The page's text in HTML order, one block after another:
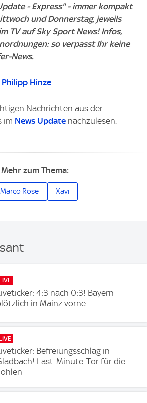
- Express" - immer kompakt
und Donnerstag, jeweils
TV auf Sky Sport News! Infos,
so verpasst Ihr keine
News.
Hinze
Nachrichten aus der
im News Update nachzulesen.
Mehr zum Thema:
Marco Rose Xavi
4:3 nach 0:3! Bayern
in Mainz vorne
Befreiungsschlag in
Last-Minute-Tor für die